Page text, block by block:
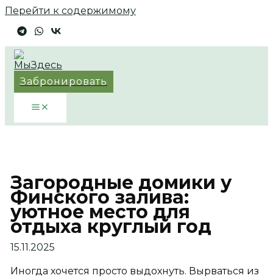
Перейти к содержимому
Забронировать
Загородные домики у
Финского залива:
уютное место для
отдыха круглый год
15.11.2025
Иногда хочется просто выдохнуть. Вырваться из